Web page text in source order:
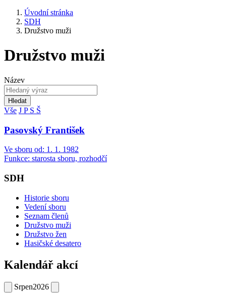
Úvodní stránka
SDH
Družstvo muži
Družstvo muži
Název
Hledat
Vše J P S Š
Pasovský František
Ve sboru od: 1. 1. 1982
Funkce: starosta sboru, rozhodčí
SDH
Historie sboru
Vedení sboru
Seznam členů
Družstvo muži
Družstvo žen
Hasičské desatero
Kalendář akcí
Srpen2026